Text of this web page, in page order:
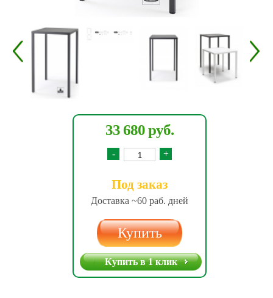
33 680 руб.
- +
Под заказ
Доставка ~60 раб. дней
Купить
Купить в 1 клик